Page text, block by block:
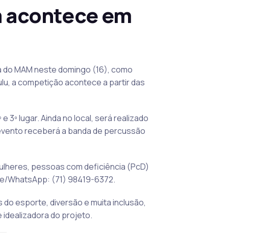
em
do MAM neste domingo (16), como
a competição acontece a partir das
3º lugar. Ainda no local, será realizado
receberá a banda de percussão
pessoas com deficiência (PcD)
WhatsApp: (71) 98419-6372.
esporte, diversão e muita inclusão,
idealizadora do projeto.